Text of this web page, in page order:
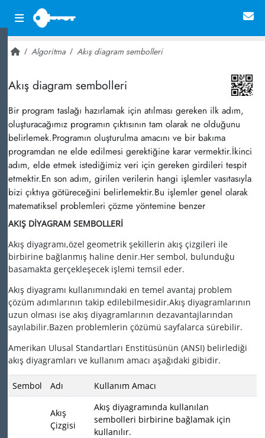
Algoritma Akış diagram sembolleri
Akış diagram sembolleri
Bir program taslağı hazırlamak için atılması gereken ilk adım,
oluşturacağımız programın çıktısının tam olarak ne olduğunu
belirlemek.Programın oluşturulma amacını ve bir bakıma
programdan ne elde edilmesi gerektiğine karar vermektir.İkinci
adım, elde etmek istediğimiz veri için gereken girdileri tespit
etmektir.En son adım, girilen verilerin hangi işlemler vasıtasıyla
bizi çıktıya götüreceğini belirlemektir.Bu işlemler genel olarak
matematiksel problemleri çözme yöntemine benzer
AKIŞ DİYAGRAM SEMBOLLERİ
Akış diyagramı,özel geometrik şekillerin akış çizgileri ile
birbirine bağlanmış haline denir.Her sembol, bulunduğu
basamakta gerçekleşecek işlemi temsil eder.
Akış diyagramı kullanımındaki en temel avantaj problem
çözüm adımlarının takip edilebilmesidir.Akış diyagramlarının
uzun olması ise akış diyagramlarının dezavantajlarından
sayılabilir.Bazen problemlerin çözümü sayfalarca sürebilir.
Amerikan Ulusal Standartları Enstitüsünün (ANSI) belirlediği
akış diyagramları ve kullanım amacı aşağıdaki gibidir.
Sembol Adı Kullanım Amacı
Akış
Çizgisi
Akış diyagramında kullanılan
sembolleri birbirine bağlamak için
kullanılır.